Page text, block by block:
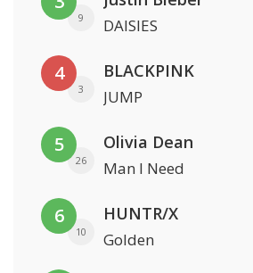
9 DAISIES
4
3
BLACKPINK
JUMP
5
26
Olivia Dean
Man I Need
6
10
HUNTR/X
Golden